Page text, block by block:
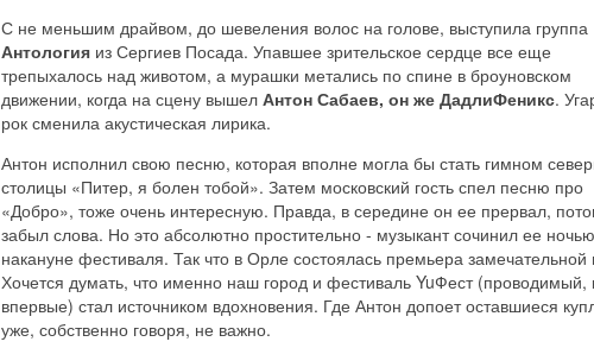
С не меньшим драйвом, до шевеления волос на голове, выступила группа
Антология из Сергиев Посада. Упавшее зрительское сердце все еще
трепыхалось над животом, а мурашки метались по спине в броуновском
движении, когда на сцену вышел Антон Сабаев, он же ДадлиФеникс.
рок сменила акустическая лирика.
Антон исполнил свою песню, которая вполне могла бы стать гимном
столицы «Питер, я болен тобой». Затем московский гость спел песню про
«Добро», тоже очень интересную. Правда, в середине он ее прервал,
забыл слова. Но это абсолютно простительно - музыкант сочинил ее
накануне фестиваля. Так что в Орле состоялась премьера замечательной
Хочется думать, что именно наш город и фестиваль YuФест (проводимый,
впервые) стал источником вдохновения. Где Антон допоет оставшиеся
уже, собственно говоря, не важно.